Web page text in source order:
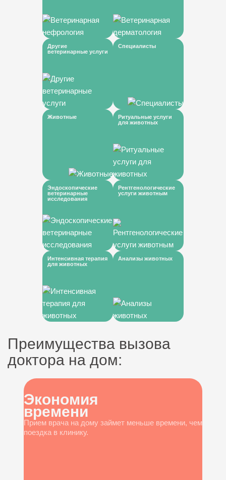
Другие
ветеринарные услуги
Специалисты
Животные
Ритуальные услуги
для животных
Эндоскопические
ветеринарные
исследования
Рентгенологические
услуги животным
Интенсивная терапия
для животных
Анализы животных
Преимущества вызова
доктора на дом:
Экономия
времени
Прием врача на дому займет меньше времени, чем
поездка в клинику.